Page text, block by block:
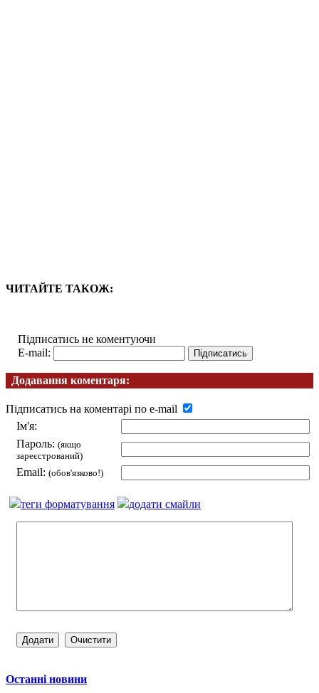
ЧИТАЙТЕ ТАКОЖ:
Підписатись не коментуючи
E-mail:
Додавання коментаря:
Підписатись на коментарі по e-mail
Ім'я:
Пароль: (якщо
зареєстрований)
Email: (обов'язково!)
теги форматування додати смайли
Останні новини